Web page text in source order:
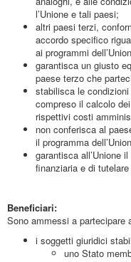
l’Unione e tali paesi;
altri paesi terzi,
accordo specifico
ai programmi
garantisca un giusto
paese terzo che
stabilisca le
compreso il calcolo
rispettivi costi
non conferisca al
il programma
garantisca all’Unione
finanziaria e di
Beneficiari:
Sono ammessi a partecipare
i soggetti giuridici
uno Stato